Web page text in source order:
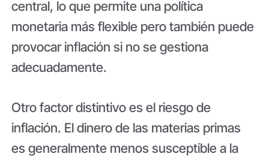
central, lo que permite una política
monetaria más flexible pero también puede
provocar inflación si no se gestiona
adecuadamente.
Otro factor distintivo es el riesgo de
inflación. El dinero de las materias primas
es generalmente menos susceptible a la